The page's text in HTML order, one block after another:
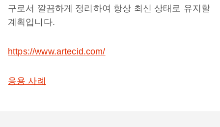
구로서 깔끔하게 정리하여 항상 최신 상태로 유지할
계획입니다.
https://www.artecid.com/
응용 사례